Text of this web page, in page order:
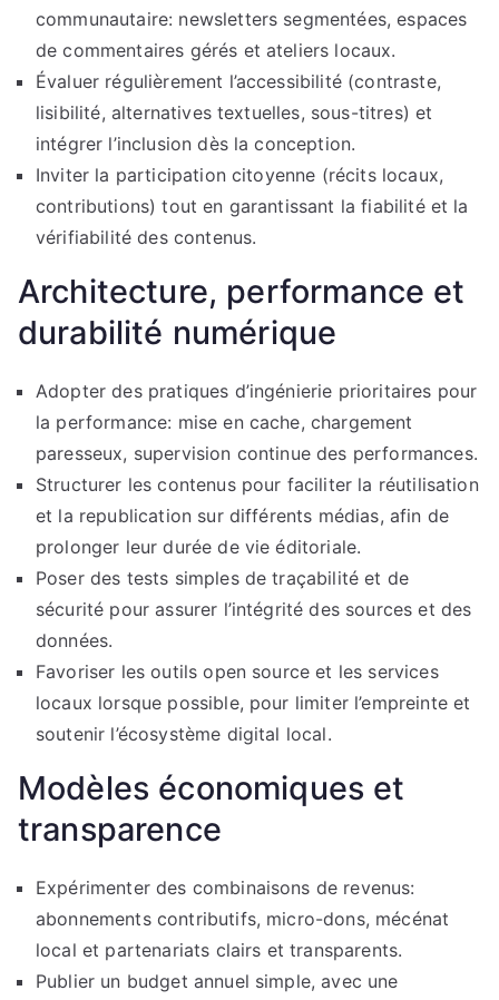
communautaire: newsletters segmentées, espaces
de commentaires gérés et ateliers locaux.
Évaluer régulièrement l’accessibilité (contraste,
lisibilité, alternatives textuelles, sous-titres) et
intégrer l’inclusion dès la conception.
Inviter la participation citoyenne (récits locaux,
contributions) tout en garantissant la fiabilité et la
vérifiabilité des contenus.
Architecture, performance et
durabilité numérique
Adopter des pratiques d’ingénierie prioritaires pour
la performance: mise en cache, chargement
paresseux, supervision continue des performances.
Structurer les contenus pour faciliter la réutilisation
et la republication sur différents médias, afin de
prolonger leur durée de vie éditoriale.
Poser des tests simples de traçabilité et de
sécurité pour assurer l’intégrité des sources et des
données.
Favoriser les outils open source et les services
locaux lorsque possible, pour limiter l’empreinte et
soutenir l’écosystème digital local.
Modèles économiques et
transparence
Expérimenter des combinaisons de revenus:
abonnements contributifs, micro-dons, mécénat
local et partenariats clairs et transparents.
Publier un budget annuel simple, avec une